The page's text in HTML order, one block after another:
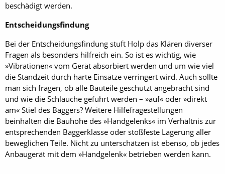
beschädigt werden.
Entscheidungsfindung
Bei der Entscheidungsfindung stuft Holp das Klären diverser
Fragen als besonders hilfreich ein. So ist es wichtig, wie
»Vibrationen« vom Gerät absorbiert werden und um wie viel
die Standzeit durch harte Einsätze verringert wird. Auch sollte
man sich fragen, ob alle Bauteile geschützt angebracht sind
und wie die Schläuche geführt werden – »auf« oder »direkt
am« Stiel des Baggers? Weitere Hilfefragestellungen
beinhalten die Bauhöhe des »Handgelenks« im Verhältnis zur
entsprechenden Baggerklasse oder stoßfeste Lagerung aller
beweglichen Teile. Nicht zu unterschätzen ist ebenso, ob jedes
Anbaugerät mit dem »Handgelenk« betrieben werden kann.